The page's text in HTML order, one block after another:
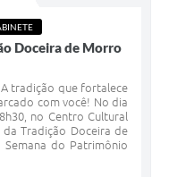
Doceira de Morro
tradição que fortalece
com você! No dia
no Centro Cultural
Tradição Doceira de
do Patrimônio